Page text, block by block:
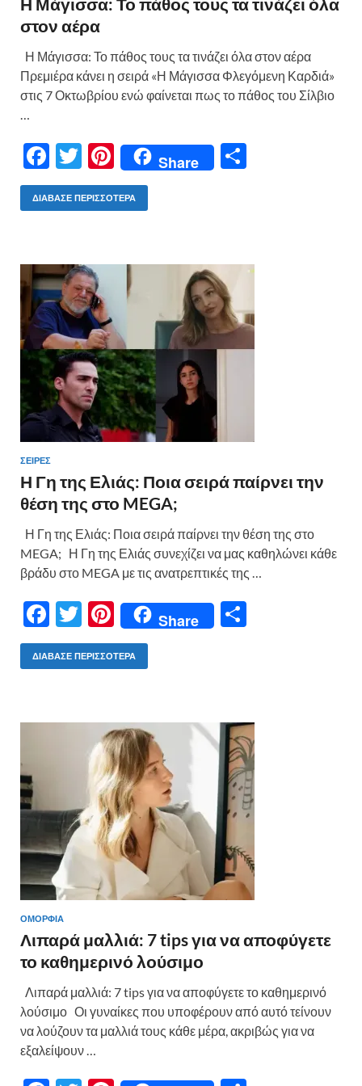
στον αέρα
Η Μάγισσα: Το πάθος τους τα τινάζει όλα στον αέρα
Πρεμιέρα κάνει η σειρά «Η Μάγισσα Φλεγόμενη Καρδιά»
στις 7 Οκτωβρίου ενώ φαίνεται πως το πάθος του Σίλβιο
…
F
ac
e
o
o
k
T
w
itt
Pi
nt
er
t
Share
σ
ίτ
ε
ΔΙΆΒΑΣΕ ΠΕΡΙΣΣΌΤΕΡΑ
ΣΕΙΡΈΣ
Η Γη της Ελιάς: Ποια σειρά παίρνει την
θέση της στο MEGA;
Η Γη της Ελιάς: Ποια σειρά παίρνει την θέση της στο
MEGA; Η Γη της Ελιάς συνεχίζει να μας καθηλώνει κάθε
βράδυ στο MEGA με τις ανατρεπτικές της …
F
ac
e
o
T
w
itt
Pi
nt
er
t
Share
σ
τε
ίτ
ε
ΔΙΆΒΑΣΕ ΠΕΡΙΣΣΌΤΕΡΑ
ΟΜΟΡΦΙΑ
Λιπαρά μαλλιά: 7 tips για να αποφύγετε
το καθημερινό λούσιμο
Λιπαρά μαλλιά: 7 tips για να αποφύγετε το καθημερινό
λούσιμο Οι γυναίκες που υποφέρουν από αυτό τείνουν
να λούζουν τα μαλλιά τους κάθε μέρα, ακριβώς για να
εξαλείψουν …